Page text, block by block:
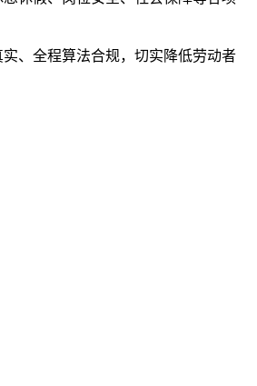
、全程算法合规，切实降低劳动者